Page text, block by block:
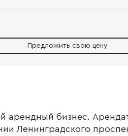
Предложить свою цену
арендный бизнес.
Ленинградского